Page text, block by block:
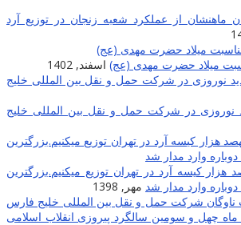
ماهنشان از عملکرد شعبه زنجان در توزیع آرد
میلاد حضرت مهدی (عج) اسفند, 1402
نوروزی در شرکت حمل و نقل بین المللى خلیج
هزار کیسه آرد در تهران توزیع میکنیم.بزرگترین
وارد مدار شد مهر, 1398